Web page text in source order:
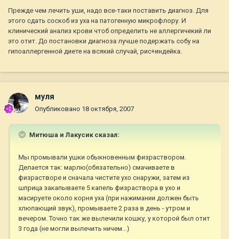
Прежде чем лечить уши, надо все-таки поставить диагноз. Для
этого сдать соскоб из уха на патогенную микрофлору. И
клинический анализ крови чтоб определить не аллергичекий ли
это отит. До постановки диагноза лучше подержать собу на
гипоаллергенной диете на всякий случай, рис+индейка.
муля
Опубликовано 18 октября, 2007
Митюша и Лакусик сказал:
Мы промывали ушки обыкновенным физраствором.
Делается так: марлю(обязательно) смачиваете в
физрастворе и сначала чистите ухо снаружи, затем из
шприца закапываете 5 капель физраствора в ухо и
масируете около корня уха (при нажимании должен быть
хлюпающий звук), промываете 2 раза в день - утром и
вечером. Точно так же вылечили кошку, у которой был отит
3 года (не могли вылечить ничем...)